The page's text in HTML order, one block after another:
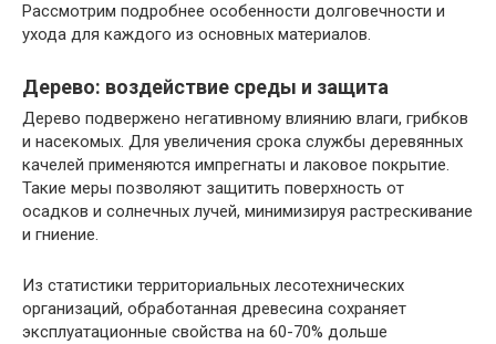
Рассмотрим подробнее особенности долговечности и
ухода для каждого из основных материалов.
Дерево: воздействие среды и защита
Дерево подвержено негативному влиянию влаги, грибков
и насекомых. Для увеличения срока службы деревянных
качелей применяются импрегнаты и лаковое покрытие.
Такие меры позволяют защитить поверхность от
осадков и солнечных лучей, минимизируя растрескивание
и гниение.
Из статистики территориальных лесотехнических
организаций, обработанная древесина сохраняет
эксплуатационные свойства на 60-70% дольше